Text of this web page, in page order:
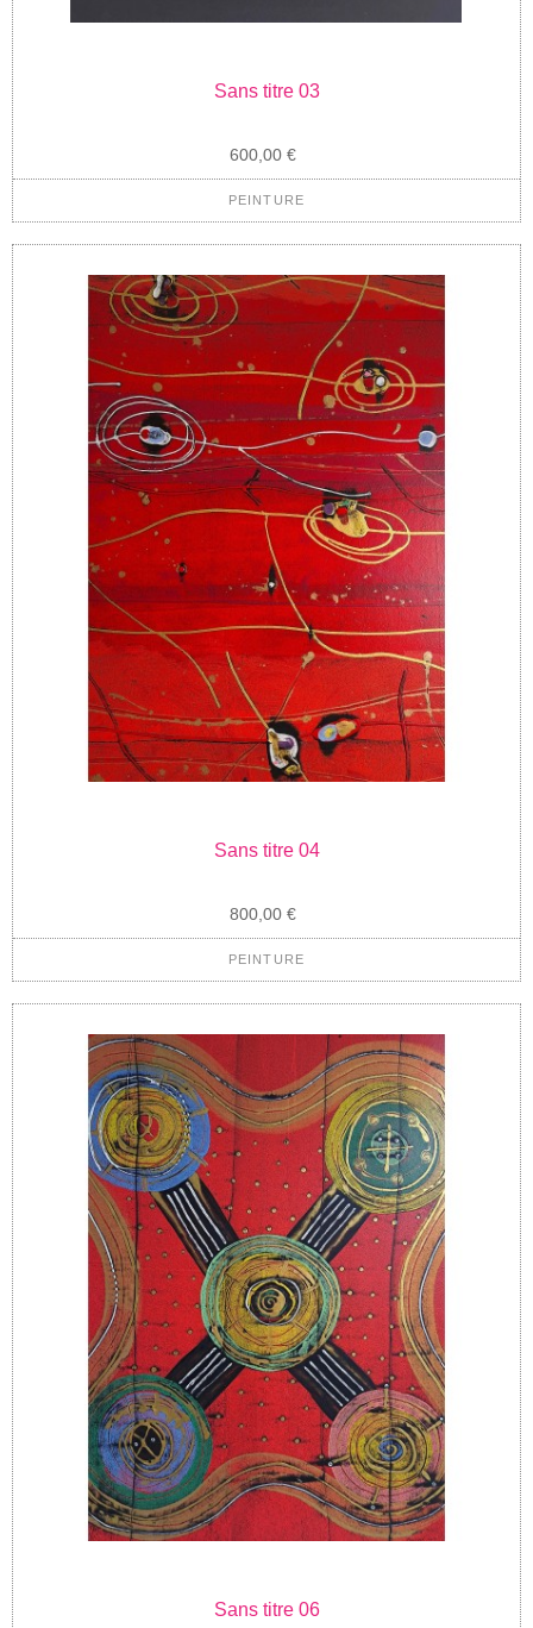
Sans titre 03
600,00 €
PEINTURE
Sans titre 04
800,00 €
PEINTURE
Sans titre 06